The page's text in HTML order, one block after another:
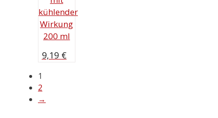
kühlender
Wirkung
200 ml
9,19 €
1
2
→